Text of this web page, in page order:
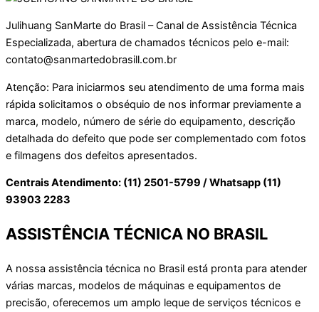
Julihuang SanMarte do Brasil – Canal de Assistência Técnica
Especializada, abertura de chamados técnicos pelo e-mail:
contato@sanmartedobrasill.com.br
Atenção: Para iniciarmos seu atendimento de uma forma mais
rápida solicitamos o obséquio de nos informar previamente a
marca, modelo, número de série do equipamento, descrição
detalhada do defeito que pode ser complementado com fotos
e filmagens dos defeitos apresentados.
Centrais Atendimento: (11) 2501-5799 / Whatsapp (11)
93903 2283
ASSISTÊNCIA TÉCNICA NO BRASIL
A nossa assistência técnica no Brasil está pronta para atender
várias marcas, modelos de máquinas e equipamentos de
precisão, oferecemos um amplo leque de serviços técnicos e